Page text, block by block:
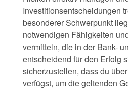
Investitionsentscheidungen
besonderer Schwerpunkt
notwendigen Fähigkeiten
vermitteln, die in der Bank-
entscheidend für den Erfolg
sicherzustellen, dass du
verfügst, um die geltenden